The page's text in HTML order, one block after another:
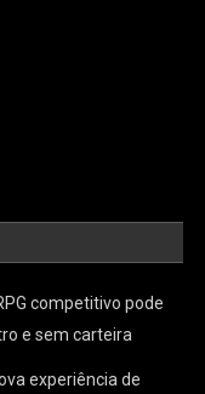
competitivo pode
e sem carteira
experiência de